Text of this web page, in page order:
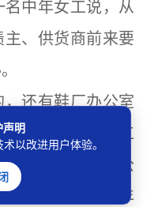
中年女工说，从
、供货商前来要
还有鞋厂办公室
姚告诉记者，工
钱，而他们办公
到。而且在今年
声明
以改进用户体验。